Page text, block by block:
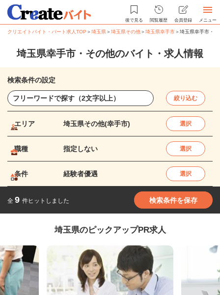
後で見る 閲覧履歴 会員登録 メニュー
クリエイトバイト・パート求人TOP ＞埼玉県＞埼玉県その他＞埼玉県幸手市＞埼玉県幸手市・
埼玉県幸手市・その他のバイト・求人情報
検索条件の設定
絞り込む
エリア 埼玉県その他(幸手市) 選択
職種 指定しない 選択
条件 経験者優遇 選択
全 9 件ヒットしました 検索条件を保存
埼玉県のピックアップPR求人